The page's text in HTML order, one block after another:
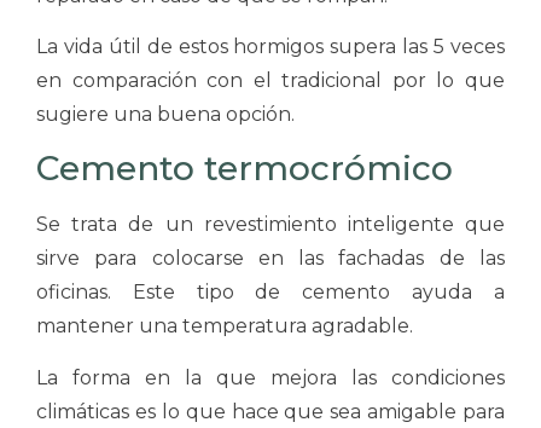
La vida útil de estos hormigos supera las 5 veces
en comparación con el tradicional por lo que
sugiere una buena opción.
Cemento termocrómico
Se trata de un revestimiento inteligente que
sirve para colocarse en las fachadas de las
oficinas. Este tipo de cemento ayuda a
mantener una temperatura agradable.
La forma en la que mejora las condiciones
climáticas es lo que hace que sea amigable para